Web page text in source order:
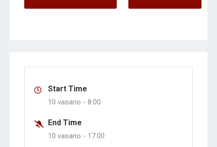
Start Time
10 vasario - 8:00
End Time
10 vasario - 17:00